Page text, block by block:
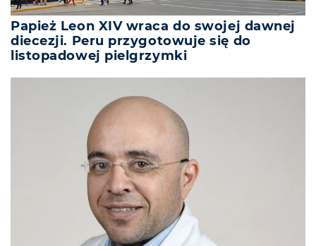
Papież Leon XIV wraca do swojej dawnej
diecezji. Peru przygotowuje się do
listopadowej pielgrzymki